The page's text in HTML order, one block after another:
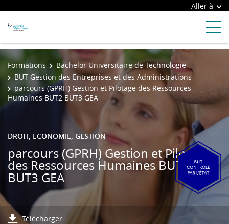
Aller à
Formations
Bachelor Universitaire de Technologie
BUT Gestion des Entreprises et des Administrations
parcours (GPRH) Gestion et Pilotage des Ressources
Humaines BUT2 BUT3 GEA
DROIT, ECONOMIE, GESTION
parcours (GPRH) Gestion et Pilotage
des Ressources Humaines BUT2
BUT3 GEA
Télécharger